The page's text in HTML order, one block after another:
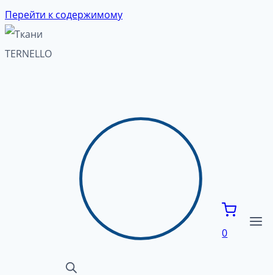
Перейти к содержимому
0